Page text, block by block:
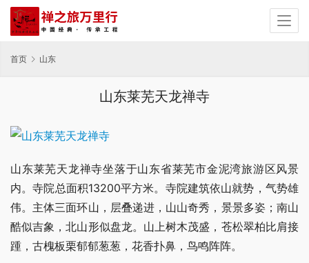
首页 山东
山东莱芜天龙禅寺
山东莱芜天龙禅寺坐落于山东省莱芜市金泥湾旅游区风景
内。寺院总面积13200平方米。寺院建筑依山就势，气势雄
伟。主体三面环山，层叠递进，山山奇秀，景景多姿；南山
酷似吉象，北山形似盘龙。山上树木茂盛，苍松翠柏比肩接
踵，古槐板栗郁郁葱葱，花香扑鼻，鸟鸣阵阵。